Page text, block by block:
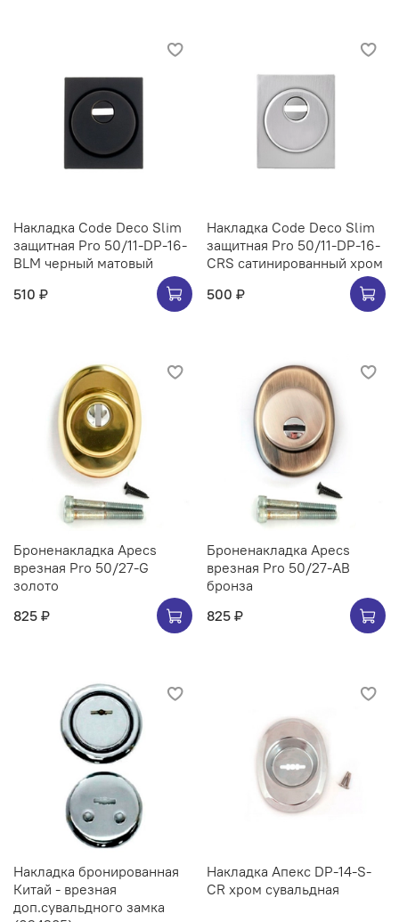
Накладка Code Deco Slim
защитная Pro 50/11-DP-16-
BLM черный матовый
510 ₽
Накладка Code Deco Slim
защитная Pro 50/11-DP-16-
CRS сатинированный хром
500 ₽
Броненакладка Apecs
врезная Pro 50/27-G
золото
825 ₽
Броненакладка Apecs
врезная Pro 50/27-AB
бронза
825 ₽
Накладка бронированная
Китай - врезная
доп.сувальдного замка
Накладка Апекс DP-14-S-
CR хром сувальдная